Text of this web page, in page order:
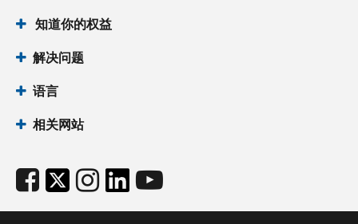
知道你的权益
解决问题
语言
相关网站